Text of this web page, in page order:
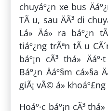
chuyáº¿n xe bus
TÃ u, sau ÄÃ³ di
Lá» Äá» ra báº¿n
tiáº¿ng trÃªn tÃ u
báº¡n cÃ³ thá»
Báº¿n Äáº§m cá»§a
giÃ¡ vÃ© á»
Hoáº·c báº¡n cÃ³